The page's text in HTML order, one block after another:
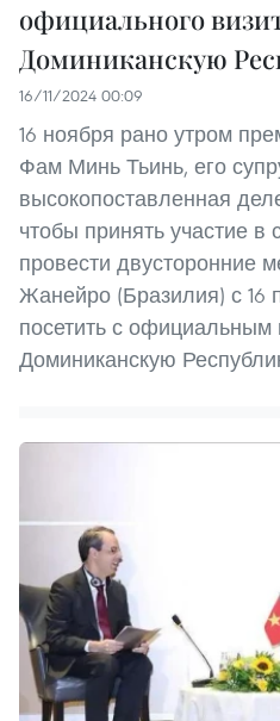
официального
Доминиканскую
16/11/2024 00:09
16 ноября рано утром
Фам Минь Тьинь, его
высокопоставленная
чтобы принять участие в
провести двусторонние
Жанейро (Бразилия) с 16
посетить с официальным
Доминиканскую